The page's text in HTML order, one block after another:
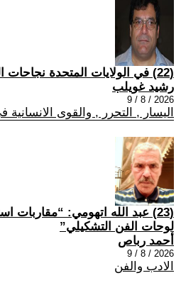
(22) في الولايات المتحدة نجاحات اليساريين تتواصل
رشيد غويلب
2026 / 8 / 9
اليسار , التحرر , والقوى الانسانية
(23) عبد الله اتهومي: “مقاربات
لوحات الفن التشكيلي”
أحمد رباص
2026 / 8 / 9
الادب والفن